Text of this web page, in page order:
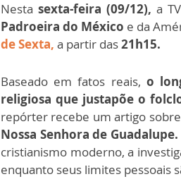
Nestasexta-feira (09/12), a
Padroeira do México e da
de Sexta, a partir das21h15.
Baseado em fatos reais, o
religiosa que justapõe o
repórter recebe um artigo
Nossa Senhora de Guadalupe.
cristianismo moderno, a
enquanto seus limites pessoais